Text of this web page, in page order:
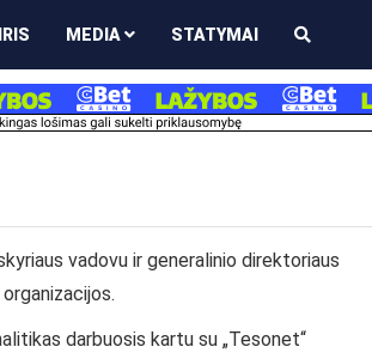
MEDIA STATYMAI
vadovu ir generalinio direktoriaus
darbuosis kartu su „Tesonet“